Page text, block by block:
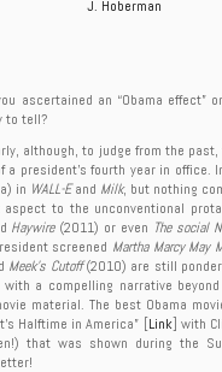
J. Hoberman
ascertained an “Obama
to tell?
although, to judge from the
a president’s fourth year in office.
in WALL-Eand Milk, but nothing
aspect to the unconventional
Haywire(2011) or even The social
screened Martha Marcy May
Meek’s Cutoff(2010) are still
a compelling narrative
material. The best Obama
Halftime in America” [Link] with
that was shown during the